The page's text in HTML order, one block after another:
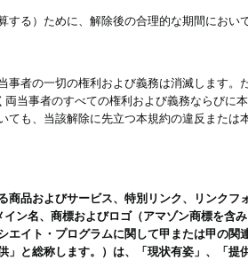
る）ために、解除後の合理的な期間におい
者の一切の権利および義務は消滅します。
事者のすべての権利および義務ならびに
も、当該解除に先立つ本規約の違反または
商品およびサービス、特別リンク、リン
ン名、商標およびロゴ（アマゾン商標を含
イト・プログラムに関して甲または甲の
と総称します。）は、「現状有姿」、「提